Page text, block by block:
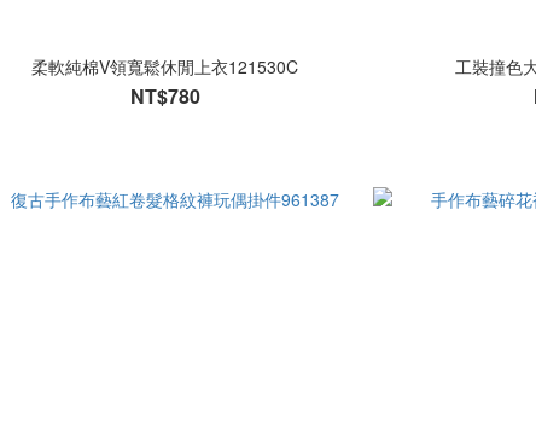
柔軟純棉V領寬鬆休閒上衣121530C
NT$780
工裝撞色